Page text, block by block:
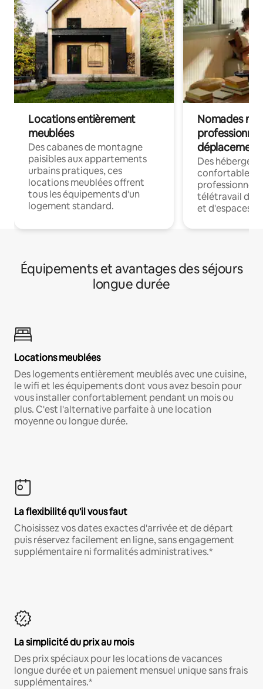
Locations entièrement
meublées
Des cabanes de montagne
paisibles aux appartements
urbains pratiques, ces
locations meublées offrent
tous les équipements d'un
logement standard.
Nomades
déplacement
Des
confortables
professionnels
télétravail
et d'espaces
Équipements et avantages des séjours
longue durée
Locations meublées
Des logements entièrement meublés avec une cuisine,
le wifi et les équipements dont vous avez besoin pour
vous installer confortablement pendant un mois ou
plus. C'est l'alternative parfaite à une location
moyenne ou longue durée.
La flexibilité qu'il vous faut
Choisissez vos dates exactes d'arrivée et de départ
puis réservez facilement en ligne, sans engagement
supplémentaire ni formalités administratives.*
La simplicité du prix au mois
Des prix spéciaux pour les locations de vacances
longue durée et un paiement mensuel unique sans frais
supplémentaires.*